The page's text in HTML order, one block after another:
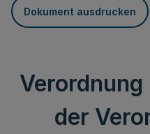
Dokument ausdrucken
der